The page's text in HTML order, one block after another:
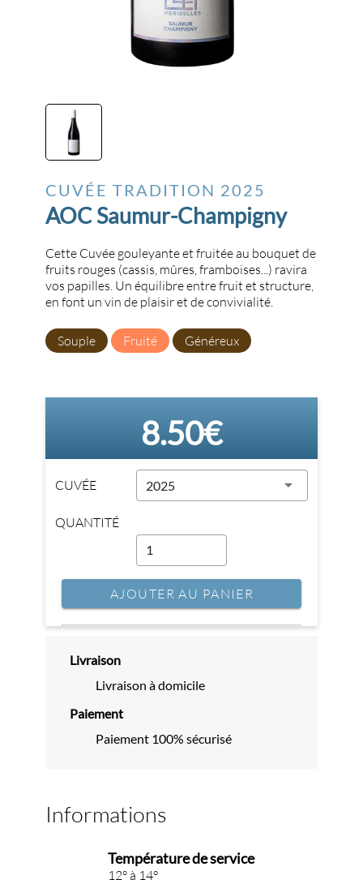
CUVÉE TRADITION 2025
AOC Saumur-Champigny
Cette Cuvée gouleyante et fruitée au bouquet de
fruits rouges (cassis, mûres, framboises...) ravira
vos papilles. Un équilibre entre fruit et structure,
en font un vin de plaisir et de convivialité.
Souple Fruité Généreux
8.50€
CUVÉE 2025
QUANTITÉ
AJOUTER AU PANIER
Livraison
Livraison à domicile
Paiement
Paiement 100% sécurisé
Informations
Température de service
12° à 14°